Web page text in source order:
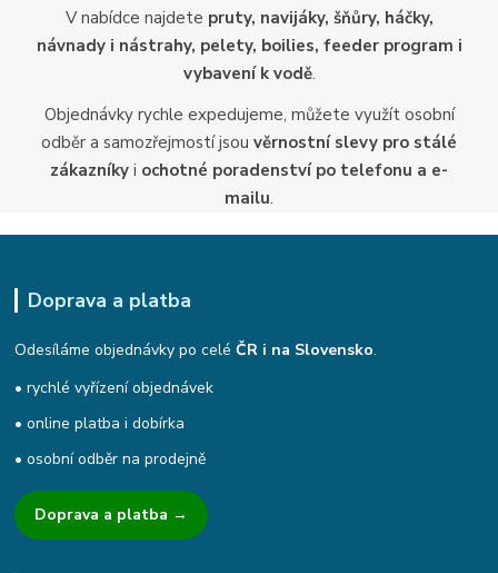
V nabídce najdete pruty, navijáky, šňůry, háčky,
návnady i nástrahy, pelety, boilies, feeder program i
vybavení k vodě.
Objednávky rychle expedujeme, můžete využít osobní
odběr a samozřejmostí jsou věrnostní slevy pro stálé
zákazníky i ochotné poradenství po telefonu a e-
mailu.
Doprava a platba
Odesíláme objednávky po celéČR i na Slovensko.
• rychlé vyřízení objednávek
• online platba i dobírka
• osobní odběr na prodejně
Doprava a platba →